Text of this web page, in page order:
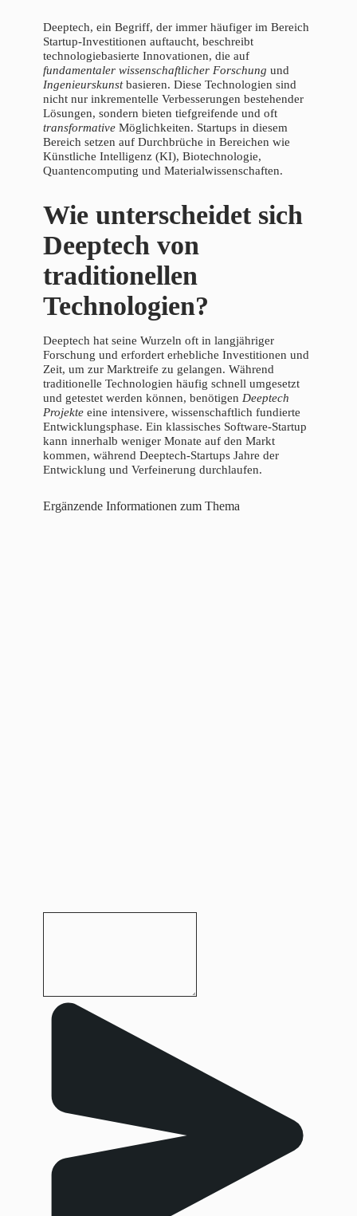
Deeptech, ein Begriff, der immer häufiger im Bereich
Startup-Investitionen auftaucht, beschreibt
technologiebasierte Innovationen, die auf
fundamentaler wissenschaftlicher Forschung und
Ingenieurskunstbasieren. Diese Technologien sind
nicht nur inkrementelle Verbesserungen bestehender
Lösungen, sondern bieten tiefgreifende und oft
transformative Möglichkeiten. Startups in diesem
Bereich setzen auf Durchbrüche in Bereichen wie
Künstliche Intelligenz (KI), Biotechnologie,
Quantencomputing und Materialwissenschaften.
Wie unterscheidet sich
Deeptech von
traditionellen
Technologien?
Deeptech hat seine Wurzeln oft in langjähriger
Forschung und erfordert erhebliche Investitionen und
Zeit, um zur Marktreife zu gelangen. Während
traditionelle Technologien häufig schnell umgesetzt
und getestet werden können, benötigen Deeptech
Projekte eine intensivere, wissenschaftlich fundierte
Entwicklungsphase. Ein klassisches Software-Startup
kann innerhalb weniger Monate auf den Markt
kommen, während Deeptech-Startups Jahre der
Entwicklung und Verfeinerung durchlaufen.
Ergänzende Informationen zum Thema